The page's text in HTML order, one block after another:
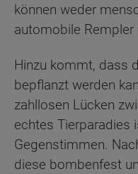
können weder
automobile Rempler
Hinzu kommt, dass
bepflanzt werden
zahllosen Lücken
echtes Tierparadies
Gegenstimmen.
diese bombenfest